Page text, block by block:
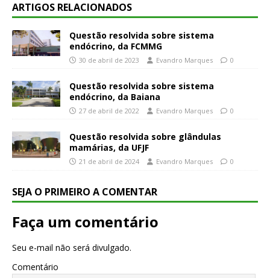
ARTIGOS RELACIONADOS
Questão resolvida sobre sistema
endócrino, da FCMMG
30 de abril de 2023 Evandro Marques 0
Questão resolvida sobre sistema
endócrino, da Baiana
27 de abril de 2022 Evandro Marques 0
Questão resolvida sobre glândulas
mamárias, da UFJF
21 de abril de 2024 Evandro Marques 0
SEJA O PRIMEIRO A COMENTAR
Faça um comentário
Seu e-mail não será divulgado.
Comentário